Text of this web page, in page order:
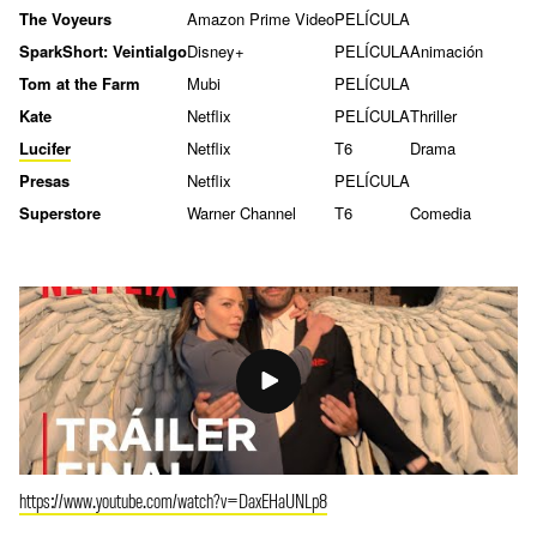
The Voyeurs Amazon Prime VideoPELÍCULA
SparkShort: VeintialgoDisney+ PELÍCULAAnimación
Tom at the Farm
Mubi
PELÍCULA
Kate
Netflix PELÍCULAThriller
Lucifer
Netflix T6
Drama
Presas
Netflix
PELÍCULA
Superstore
Warner Channel T6 Comedia
https://www.youtube.com/watch?v=DaxEHaUNLp8